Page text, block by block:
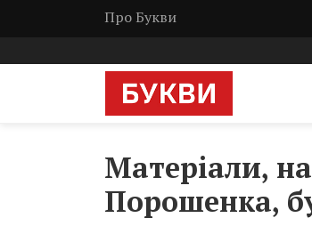
Про Букви
Матеріали,
Порошенка,